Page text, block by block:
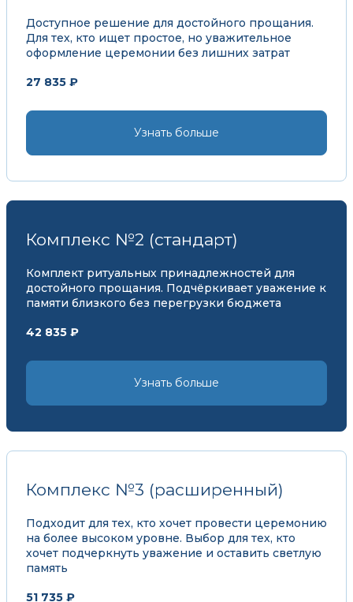
Доступное решение для достойного прощания.
Для тех, кто ищет простое, но уважительное
оформление церемонии без лишних затрат
27 835 ₽
Узнать больше
Комплекс №2 (стандарт)
Комплект ритуальных принадлежностей для
достойного прощания. Подчёркивает уважение к
памяти близкого без перегрузки бюджета
42 835 ₽
Узнать больше
Комплекс №3 (расширенный)
Подходит для тех, кто хочет провести церемонию
на более высоком уровне. Выбор для тех, кто
хочет подчеркнуть уважение и оставить светлую
память
51 735 ₽